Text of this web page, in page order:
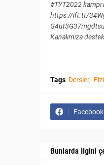
#TYT2022
https://ift.tt/
Kanalımıza
Tags Dersler
Facebook
Bunlarda ilgini